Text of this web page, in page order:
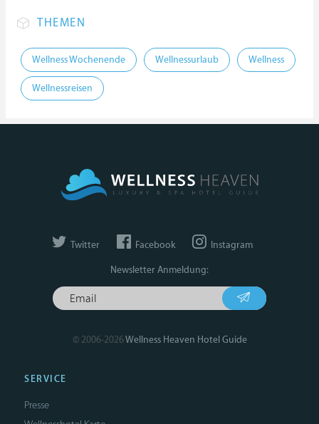
THEMEN
Wellness Wochenende Wellnessurlaub Wellness
Wellnessreisen
Twitter Facebook Instagram
Newsletter Anmeldung:
© 2006-2026Wellness Heaven Hotel Guide
SERVICE
Presse